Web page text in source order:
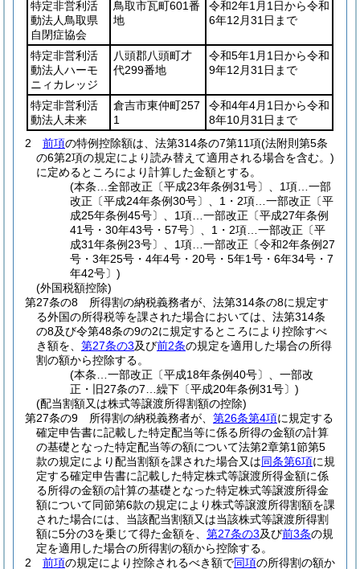
特定非営利活
動法人鳥取県
自閉症協会
鳥取市瓦町601番
地
令和2年1月1日から令和
6年12月31日まで
特定非営利活
動法人ハーモ
ニィカレッジ
八頭郡八頭町才
代299番地
令和5年1月1日から令和
9年12月31日まで
特定非営利活
動法人未来
倉吉市東仲町257
1
令和4年4月1日から令和
8年10月31日まで
2
前項の特例控除額は、法第314条の7第11項(法附則第5条
の6第2項の規定により読み替えて適用される場合を含む。)
に定めるところにより計算した金額とする。
(本条…全部改正〔平成23年条例31号〕、1項…一部
改正〔平成24年条例30号〕、1・2項…一部改正〔平
成25年条例45号〕、1項…一部改正〔平成27年条例
41号・30年43号・57号〕、1・2項…一部改正〔平
成31年条例23号〕、1項…一部改正〔令和2年条例27
号・3年25号・4年4号・20号・5年1号・6年34号・7
年42号〕)
(外国税額控除)
第27条の8
所得割の納税義務者が、法第314条の8に規定す
る外国の所得税等を課された場合においては、法第314条
の8及び令第48条の9の2に規定するところにより控除すべ
き額を、 第27条の3及び前2条の規定を適用した場合の所得
割の額から控除する。
(本条…一部改正〔平成18年条例40号〕、一部改
正・旧27条の7…繰下〔平成20年条例31号〕)
(配当割額又は株式等譲渡所得割額の控除)
第27条の9
所得割の納税義務者が、 第26条第4項に規定する
確定申告書に記載した特定配当等に係る所得の金額の計算
の基礎となった特定配当等の額について法第2章第1節第5
款の規定により配当割額を課された場合又は同条第6項に規
定する確定申告書に記載した特定株式等譲渡所得金額に係
る所得の金額の計算の基礎となった特定株式等譲渡所得金
額について同節第6款の規定により株式等譲渡所得割額を課
された場合には、当該配当割額又は当該株式等譲渡所得割
額に5分の3を乗じて得た金額を、 第27条の3及び前3条の規
定を適用した場合の所得割の額から控除する。
2
前項の規定により控除されるべき額で同項の所得割の額か